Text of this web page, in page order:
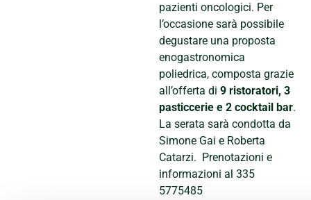
pazienti oncologici. Per
l’occasione sarà possibile
degustare una proposta
enogastronomica
poliedrica, composta grazie
all’offerta di9 ristoratori, 3
pasticcerie e 2 cocktail bar.
La serata sarà condotta da
Simone Gai e Roberta
Catarzi. Prenotazioni e
informazioni al 335
5775485